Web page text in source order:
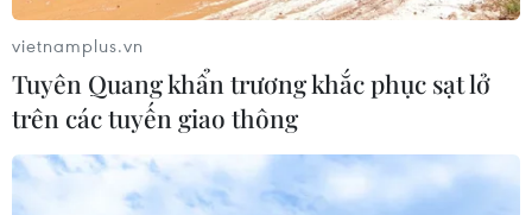
vietnamplus.vn
Tuyên Quang khẩn trương khắc phục sạt lở
trên các tuyến giao thông